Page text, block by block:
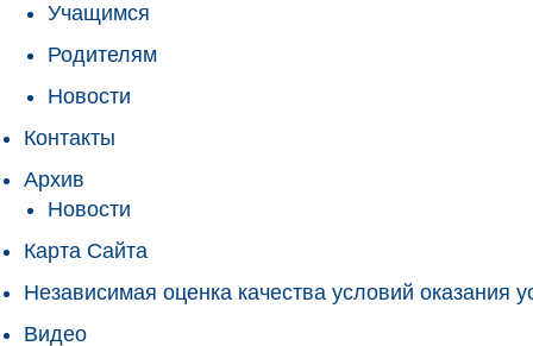
Учащимся
Родителям
Новости
Контакты
Архив
Новости
Карта Сайта
Независимая оценка качества условий оказания
Видео